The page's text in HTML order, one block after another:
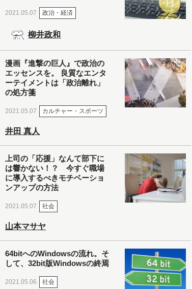
2021.05.07 政治・経済
柳井政和
漫画『進撃の巨人』で政治の
エッセンスを。 良質なエンタ
ーテイメントは「政治離れ」
の処方箋
2021.05.07 カルチャー・スポーツ
井田 真人
上司の「応援」なんて部下に
は響かない！？ 今すぐ職場
に導入するべきモチベーショ
ンアップの方法
2021.05.07 社会
山本マサヤ
64bitへのWindowsの流れ。そ
して、32bit版Windowsの終焉
2021.05.06 社会